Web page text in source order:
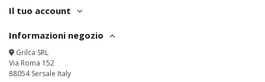
Il tuo account
Informazioni negozio
Grilca SRL
Via Roma 152
88054 Sersale Italy